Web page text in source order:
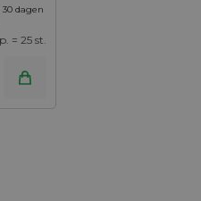
dagen
= 25 st.